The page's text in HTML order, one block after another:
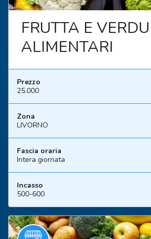
FRUTTA E
ALIMENTARI
Prezzo
25.000
Zona
LIVORNO
Fascia oraria
Intera giornata
Incasso
500-600